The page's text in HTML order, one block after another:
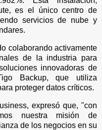
es el único centro de
servicios de nube y
colaborando activamente
de la industria para
innovadoras de
Backup, que utiliza
proteger datos críticos.
expresó que, "con
nuestra misión de
de los negocios en su